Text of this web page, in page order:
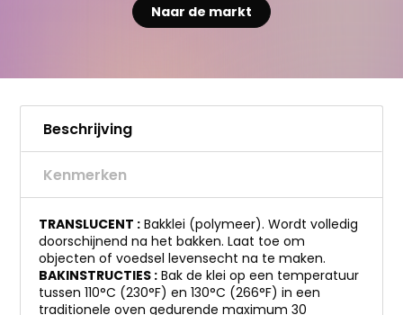
Naar de markt
Beschrijving
Kenmerken
TRANSLUCENT : Bakklei (polymeer). Wordt volledig
doorschijnend na het bakken. Laat toe om
objecten of voedsel levensecht na te maken.
BAKINSTRUCTIES : Bak de klei op een temperatuur
tussen 110°C (230°F) en 130°C (266°F) in een
traditionele oven gedurende maximum 30